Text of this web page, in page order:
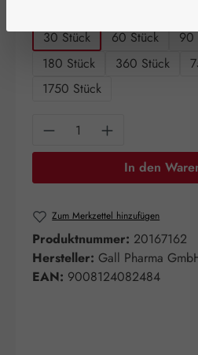
30 Stück 60 Stück 90
180 Stück
360 Stück
1750 Stück
Produkt Anzahl: Gib
In den
Zum Merkzettel hinzufügen
Produktnummer: 20167162
Hersteller: Gall Pharma
EAN: 9008124082484